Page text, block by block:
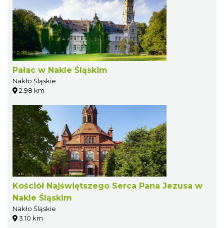
Pałac w Nakle Śląskim
Nakło Śląskie
2.98 km
Kościół Najświętszego Serca Pana Jezusa w
Nakle Śląskim
Nakło Śląskie
3.10 km